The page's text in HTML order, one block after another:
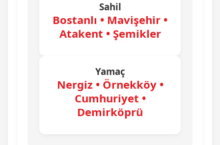
Sahil
Bostanlı • Mavişehir •
Atakent • Şemikler
Yamaç
Nergiz • Örnekköy •
Cumhuriyet •
Demirköprü